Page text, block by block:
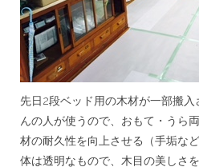
先日2段ベッド用の木材が一部搬
んの人が使うので、おもて・うら
材の耐久性を向上させる（手垢な
体は透明なもので、木目の美しさ